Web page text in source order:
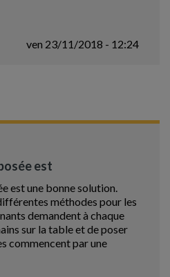
ven 23/11/2018 - 12:24
est
est une bonne solution.
méthodes pour les
demandent à chaque
sur la table et de poser
commencent par une